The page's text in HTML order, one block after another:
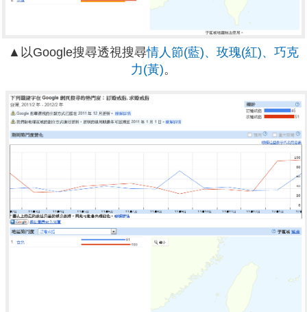
▲以Google搜尋透視搜尋情人節(藍)、玫瑰(紅)、巧克
力(黃)。